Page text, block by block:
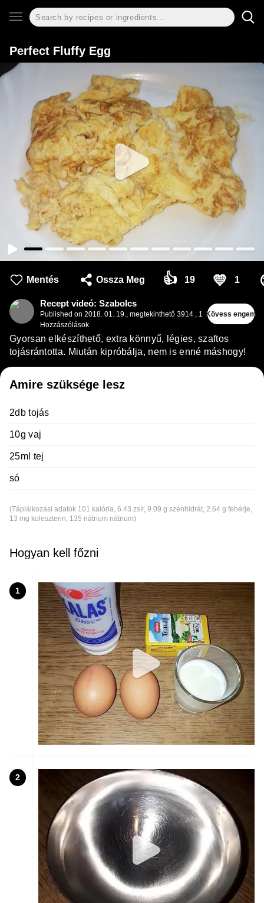
Perfect Fluffy Egg
Mentés Ossza Meg 👍 19 💛 1
Recept videó: Szabolcs
Published on 2018. 01. 19., megtekinthető 3914 , 1
Hozzászólások
Kövess engem
Gyorsan elkészíthető, extra könnyű, légies, szaftos
tojásrántotta. Miután kipróbálja, nem is enné máshogy!
Amire szüksége lesz
2db tojás
10g vaj
25ml tej
só
(Táplálkozási adatok 101 kalória, 6.43 zsír, 9.09 g szénhidrát, 2.64 g fehérje,
13 mg koleszterin, 135 nátrium nátrium)
Hogyan kell főzni
1
2